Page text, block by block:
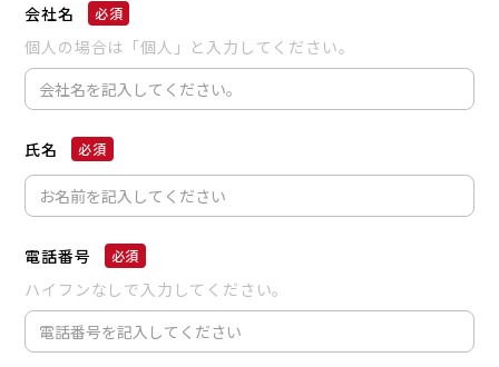
会社名
個人の場合は「個人」と入力してください。
氏名
電話番号
ハイフンなしで入力してください。